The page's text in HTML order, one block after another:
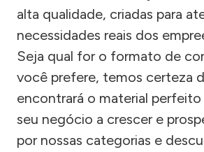
alta qualidade, criadas para
necessidades reais dos
Seja qual for o formato de
você prefere, temos certeza
encontrará o material perfeito
seu negócio a crescer e
por nossas categorias e